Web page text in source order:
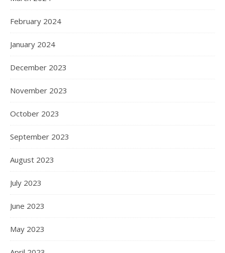
February 2024
January 2024
December 2023
November 2023
October 2023
September 2023
August 2023
July 2023
June 2023
May 2023